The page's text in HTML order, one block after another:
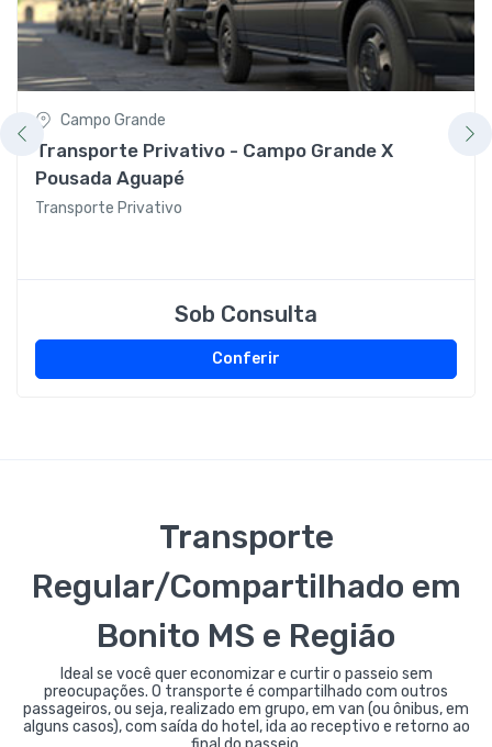
Campo Grande
Transporte Privativo - Campo Grande X
Pousada Aguapé
Transporte Privativo
Sob Consulta
Conferir
Transporte
Regular/Compartilhado em
Bonito MS e Região
Ideal se você quer economizar e curtir o passeio sem
preocupações. O transporte é compartilhado com outros
passageiros, ou seja, realizado em grupo, em van (ou ônibus, em
alguns casos), com saída do hotel, ida ao receptivo e retorno ao